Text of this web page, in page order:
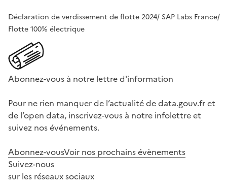
Déclaration de verdissement de flotte 2024/ SAP Labs France/
Flotte 100% électrique
Abonnez-vous à notre lettre d'information
Pour ne rien manquer de l’actualité de data.gouv.fr et
de l’open data, inscrivez-vous à notre infolettre et
suivez nos événements.
Abonnez-vousVoir nos prochains évènements
Suivez-nous
sur les réseaux sociaux